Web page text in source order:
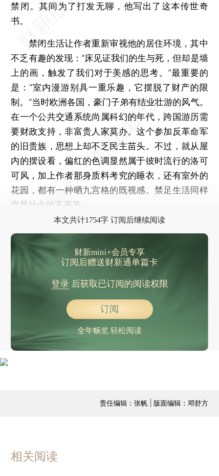
禁闭。其间为了打发无聊，他写出了这本传世奇
书。
禁闭生活让作者重新审视他的居住环境，其中
不乏有趣的发现：“床见证我们的生与死，但却是墙
上的画，触发了我们对于美感的思考。”最重要的
是：“室内漫游别具一重乐趣，它摆脱了财产的限
制。”当时欧洲各国，豪门子弟有结业壮游的风气。
在一个公共交通系统尚属科幻的年代，跨国游历需
要财政支持，非富贵人家莫办。这个参加反革命军
的旧贵族，思想上却不乏民主苗头。不过，就从屋
内的摆设看，偏红的色调显然属于彼时流行的洛可
可风，加上作者那身质料考究的睡衣，还有室外的
花园，都有一种晒九宫格的既视感。禁足生活同样
突显社会的不平等。
本文共计1754字 订阅后继续阅读
财新mini+会员专享
订阅后赠送财新通单篇卡
登录后获取已订阅的阅读权限
订阅
全年畅览 轻松阅读
责任编辑：张帆 | 版面编辑：邓舒方
相关阅读